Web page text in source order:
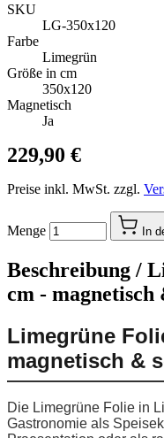
SKU
LG-350x120
Farbe
Limegrün
Größe in cm
350x120
Magnetisch
Ja
229,90 €
Preise inkl. MwSt. zzgl.
Menge In
Beschreibung /
cm - magnetisch
Limegrüne
magnetisch &
Die Limegrüne Folie in
Gastronomie als